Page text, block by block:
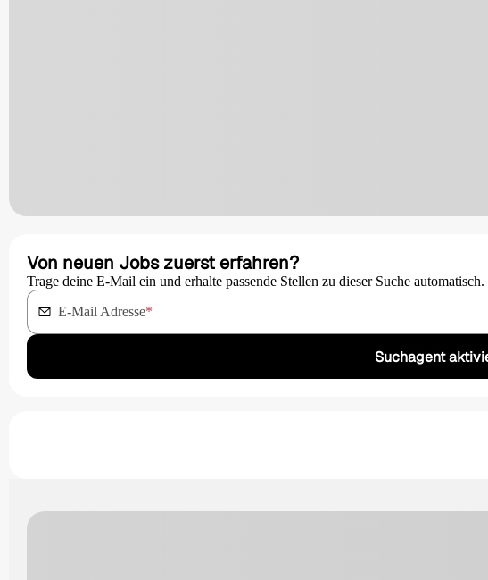
Von neuen Jobs zuerst erfahren?
Trage deine E-Mail ein und erhalte passende Stellen zu dieser Suche automatisch.
E-Mail Adresse*
Suchagent